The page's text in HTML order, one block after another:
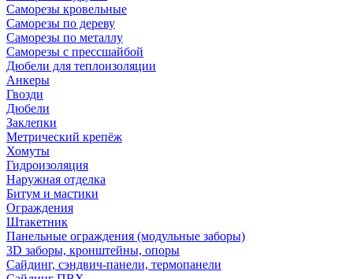
Саморезы кровельные
Саморезы по дереву
Саморезы по металлу
Саморезы с прессшайбой
Дюбели для теплоизоляции
Анкеры
Гвозди
Дюбели
Заклепки
Метрический крепёж
Хомуты
Гидроизоляция
Наружная отделка
Битум и мастики
Ограждения
Штакетник
Панельные ограждения (модульные заборы)
3D заборы, кронштейны, опоры
Cайдинг, сэндвич-панели, термопанели